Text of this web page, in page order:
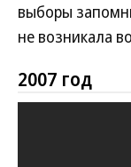
выборы
не возникала
2007 год